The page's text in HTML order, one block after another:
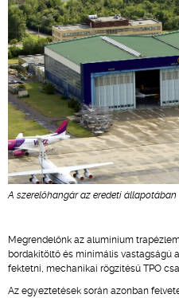
A szerelőhangár az eredeti állapotában
Megrendelőnk az alumínium
bordakitöltő és minimális vastagságú
fektetni, mechanikai rögzítésű TPO
Az egyeztetések során azonban